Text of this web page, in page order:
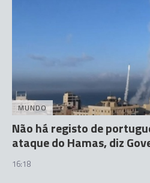
MUNDO
Não há registo de
ataque do Hamas, diz
16:18